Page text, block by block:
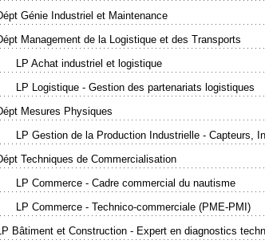
Génie Industriel et Maintenance
Management de la Logistique et des Transports
LP Achat industriel et logistique
LP Logistique - Gestion des partenariats logistiques
Mesures Physiques
LP Gestion de la Production Industrielle - Capteurs,
Techniques de Commercialisation
LP Commerce - Cadre commercial du nautisme
LP Commerce - Technico-commerciale (PME-PMI)
Bâtiment et Construction - Expert en diagnostics